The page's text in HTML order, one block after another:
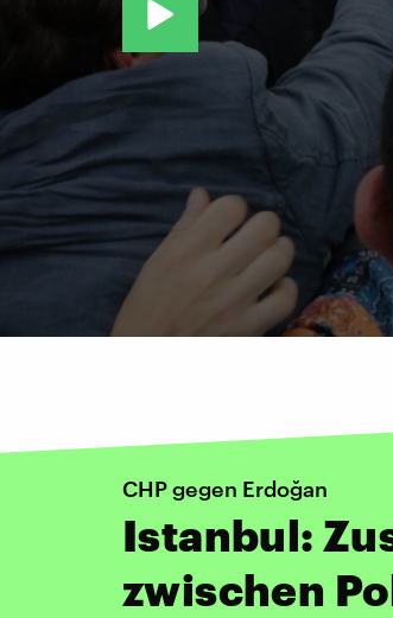
CHP gegen Erdoğan
Istanbul:
zwischen